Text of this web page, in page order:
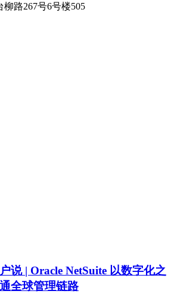
路267号6号楼505
说 | Oracle NetSuite 以数字化之
全球管理链路